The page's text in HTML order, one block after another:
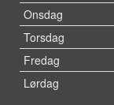
Onsdag
Torsdag
Fredag
Lørdag